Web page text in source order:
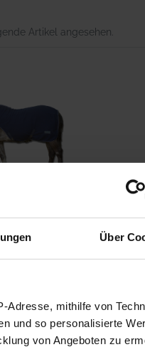
Über
Adresse, mithilfe von
und so personalisierte
von Angeboten zu
Artikel angesehen.